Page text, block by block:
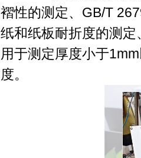
褶性的测定、GB/T
纸和纸板耐折度的测
用于测定厚度小于
度。